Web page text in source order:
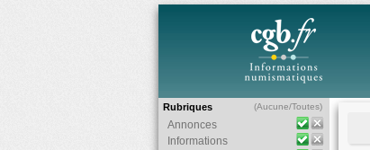
Rubriques (Aucune/Toutes)
Annonces
Informations